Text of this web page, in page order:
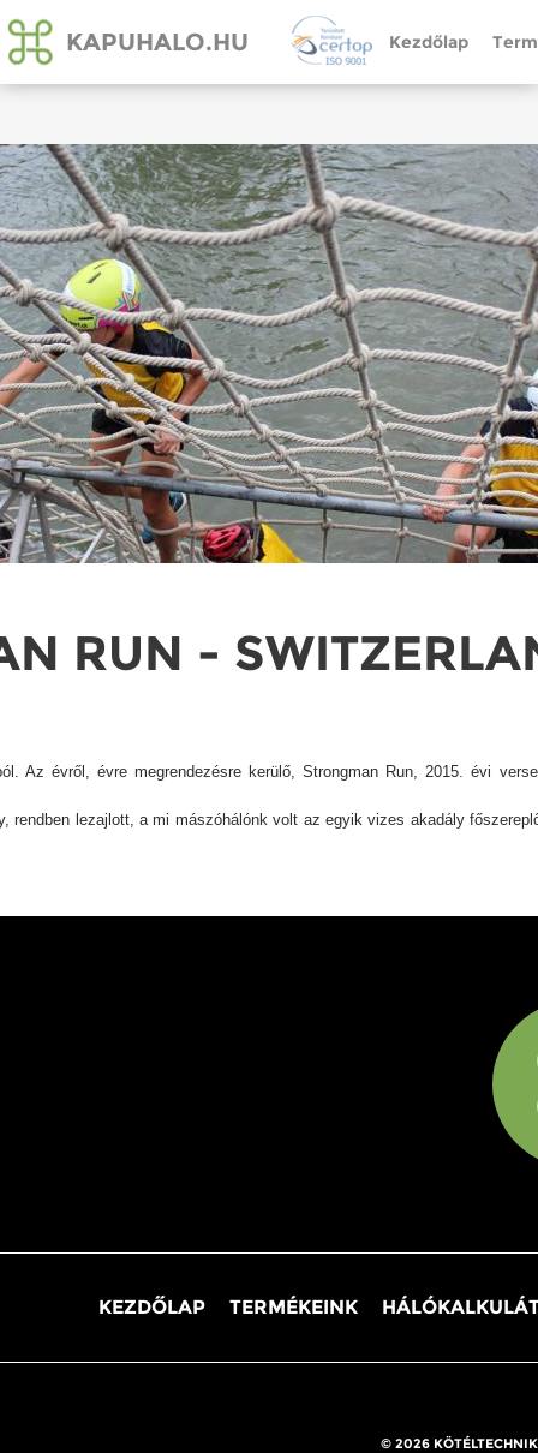
KAPUHALO.HU Kezdőlap
RUN -
Az évről, évre megrendezésre kerülő, Strongman Run, 2015. évi
rendben lezajlott, a mi mászóhálónk volt az egyik vizes akadály
KEZDŐLAP TERMÉKEINK
© 2026